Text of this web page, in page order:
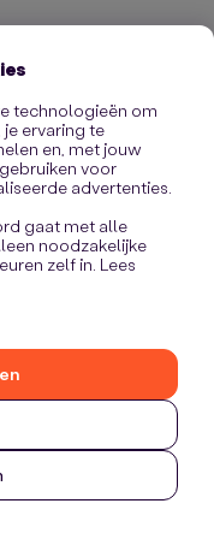
technologieën om
ervaring te
en, met jouw
voor
advertenties.
gaat met alle
noodzakelijke
zelf in. Lees